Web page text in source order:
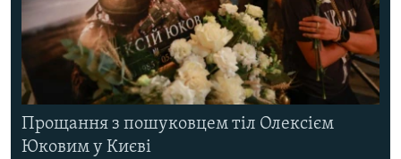
Прощання з пошуковцем тіл Олексієм
Юковим у Києві